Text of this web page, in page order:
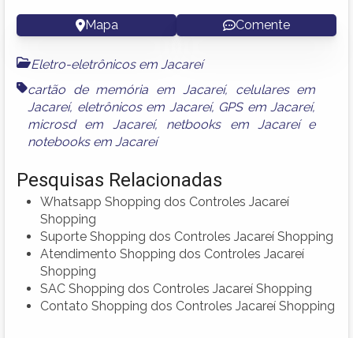
Mapa Comente
Eletro-eletrônicos em Jacareí
cartão de memória em Jacareí, celulares em
Jacareí, eletrônicos em Jacareí, GPS em Jacareí,
microsd em Jacareí, netbooks em Jacareíe
notebooks em Jacareí
Pesquisas Relacionadas
Whatsapp Shopping dos Controles Jacareí
Shopping
Suporte Shopping dos Controles Jacareí Shopping
Atendimento Shopping dos Controles Jacareí
Shopping
SAC Shopping dos Controles Jacareí Shopping
Contato Shopping dos Controles Jacareí Shopping